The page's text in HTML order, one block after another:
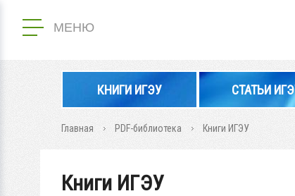
МЕНЮ
КНИГИ ИГЭУ СТАТЬИ
Главная PDF-библиотека Книги ИГЭУ
Книги ИГЭУ